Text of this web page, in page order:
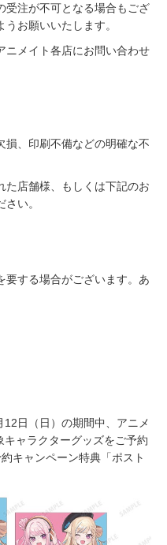
注が不可となる場合もござ
お願いいたします。
メイト各店にお問い合わせ
損、印刷不備などの明確な不
た店舗様、もしくは下記のお
い。
する場合がございます。あ
日（日）の期間中、アニメ
ャラクターグッズをご予約
キャンペーン特典「ポスト